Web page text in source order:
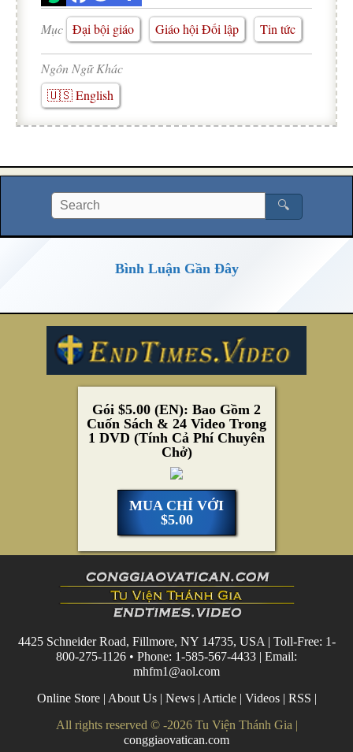
Mục Đại bội giáo Giáo hội Đối lập Tin tức
Ngôn Ngữ Khác
🇺🇸 English
🔍
Bình Luận Gần Đây
Gói $5.00 (EN): Bao Gồm 2
Cuốn Sách & 24 Video Trong
1 DVD (Tính Cả Phí Chuyên
Chở)
MUA CHỈ VỚI
$5.00
4425 Schneider Road, Fillmore, NY 14735, USA | Toll-Free: 1-
800-275-1126 • Phone: 1-585-567-4433 | Email:
mhfm1@aol.com
Online Store| About Us| News| Article| Videos| RSS |
All rights reserved © -2026 Tu Viện Thánh Gia |
conggiaovatican.com